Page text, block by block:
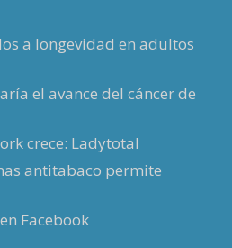
a longevidad en adultos
el avance del cáncer de
crece: Ladytotal
antitabaco permite
Facebook